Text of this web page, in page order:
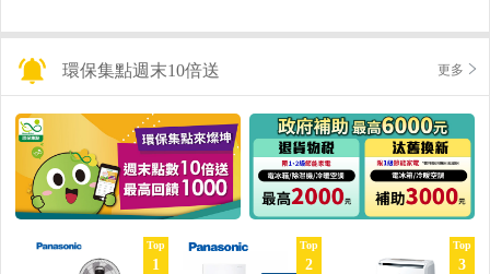
環保集點週末10倍送 更多
Top
1
Top
2
Top
3